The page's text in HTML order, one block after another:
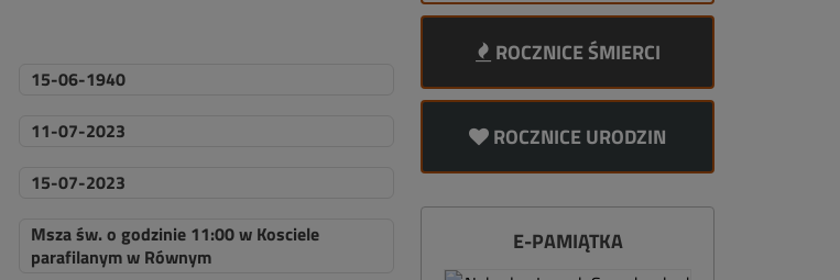
15-06-1940
11-07-2023
15-07-2023
Msza św. o godzinie 11:00 w Kosciele
parafilanym w Równym
ROCZNICE ŚMIERCI
ROCZNICE URODZIN
E-PAMIĄTKA